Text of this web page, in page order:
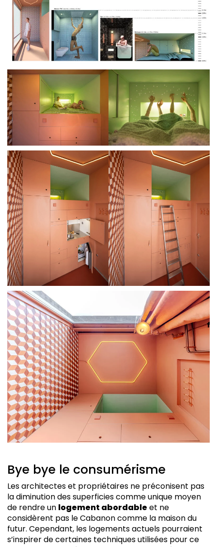
Bye bye le consumérisme
Les architectes et propriétaires ne préconisent pas
la diminution des superficies comme unique moyen
de rendre un logement abordable et ne
considèrent pas le Cabanon comme la maison du
futur. Cependant, les logements actuels pourraient
s’inspirer de certaines techniques utilisées pour ce